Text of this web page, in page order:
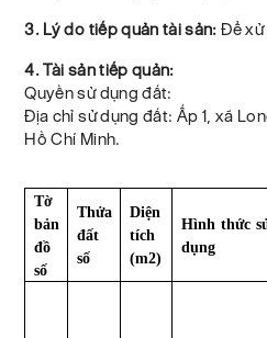
3. Lý do tiếp quản tài sản:Để xử
4. Tài sản tiếp quản:
Quyền sử dụng đất:
Địa chỉ sử dụng đất: Ấp 1, xã
Hồ Chí Minh.
Tờ
bản
đồ
số
Thửa
đất
số
Diện
tích
(m2)
Hình thức
dụng